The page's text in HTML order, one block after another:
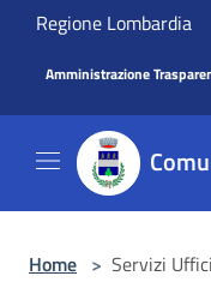
Salta al contenuto
Regione Lombardia
Amministrazione
Home > Servizi